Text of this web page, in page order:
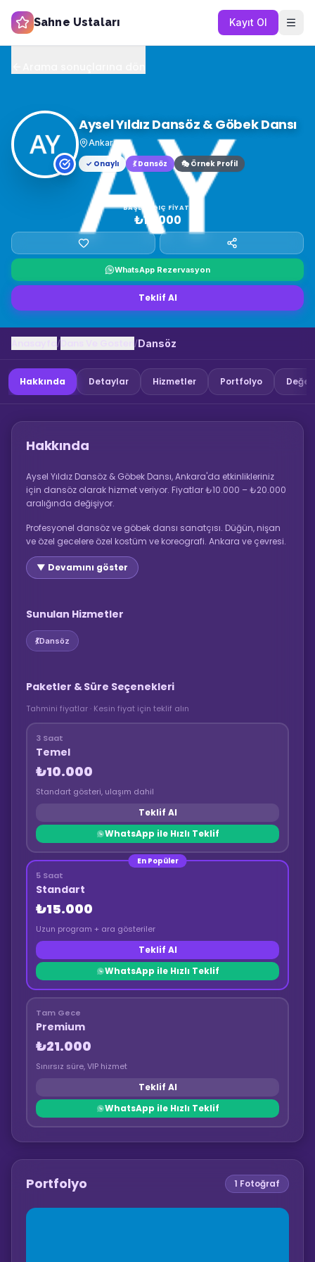
Sahne Ustaları Kayıt Ol
Aysel Yıldız Dansöz & Göbek Dansı
Ankara
✓ Onaylı
💃 Dansöz 🎭 Örnek Profil
BAŞLANGIÇ FIYATI
₺10.000
WhatsApp Rezervasyon
Teklif Al
/ /Dansöz
Hakkında Detaylar Hizmetler Portfolyo
Hakkında
Aysel Yıldız Dansöz & Göbek Dansı, Ankara'da etkinlikleriniz
için dansöz olarak hizmet veriyor. Fiyatlar ₺10.000 – ₺20.000
aralığında değişiyor.
Profesyonel dansöz ve göbek dansı sanatçısı. Düğün, nişan
ve özel gecelere özel kostüm ve koreografi. Ankara ve çevresi.
▼ Devamını göster
Sunulan Hizmetler
💃Dansöz
Paketler & Süre Seçenekleri
Tahmini fiyatlar · Kesin fiyat için teklif alın
3 Saat
Temel
₺10.000
Standart gösteri, ulaşım dahil
Teklif Al
WhatsApp ile Hızlı Teklif
En Popüler
5 Saat
Standart
₺15.000
Uzun program + ara gösteriler
Teklif Al
WhatsApp ile Hızlı Teklif
Tam Gece
Premium
₺21.000
Sınırsız süre, VIP hizmet
Teklif Al
WhatsApp ile Hızlı Teklif
Portfolyo 1 Fotoğraf